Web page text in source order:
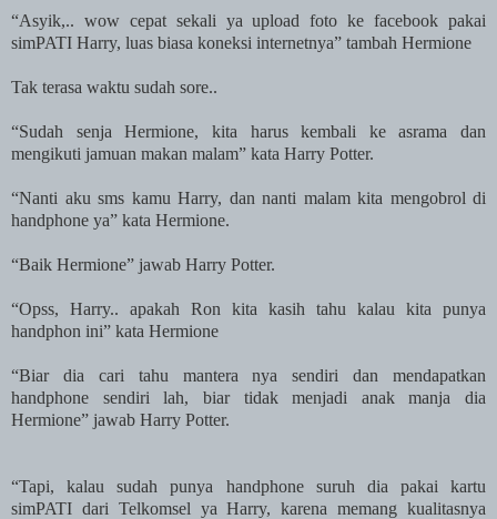
“Asyik,.. wow cepat sekali ya upload foto ke facebook pakai
simPATI Harry, luas biasa koneksi internetnya” tambah Hermione
Tak terasa waktu sudah sore..
“Sudah senja Hermione, kita harus kembali ke asrama dan
mengikuti jamuan makan malam” kata Harry Potter.
“Nanti aku sms kamu Harry, dan nanti malam kita mengobrol di
handphone ya” kata Hermione.
“Baik Hermione” jawab Harry Potter.
“Opss, Harry.. apakah Ron kita kasih tahu kalau kita punya
handphon ini” kata Hermione
“Biar dia cari tahu mantera nya sendiri dan mendapatkan
handphone sendiri lah, biar tidak menjadi anak manja dia
Hermione” jawab Harry Potter.
“Tapi, kalau sudah punya handphone suruh dia pakai kartu
simPATI dari Telkomsel ya Harry, karena memang kualitasnya